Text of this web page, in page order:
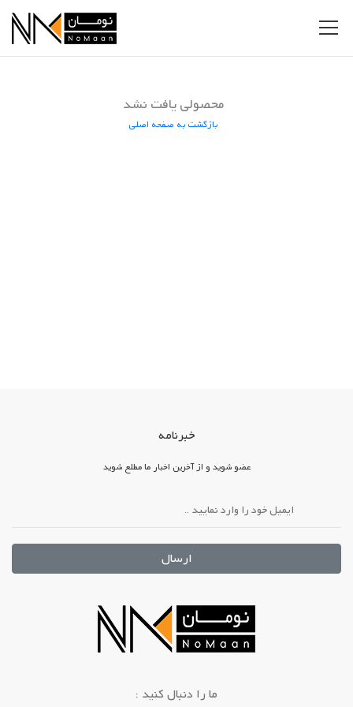
محصولی یافت نشد
بازگشت به صفحه اصلی
خبرنامه
عضو شوید و از آخرین اخبار ما مطلع شوید
ارسال
: ما را دنبال کنید